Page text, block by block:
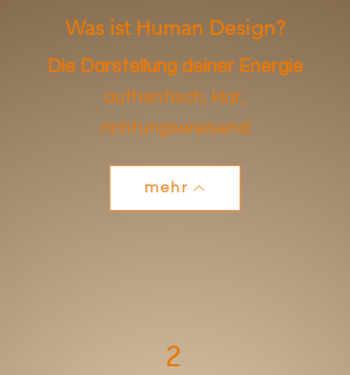
Was ist Human Design?
Die Darstellung deiner Energie
authentisch, klar,
richtungsweisend
mehr
2